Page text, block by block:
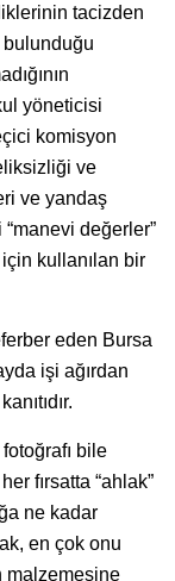
tacizden
bulunduğu
yöneticisi
komisyon
ve
ve yandaş
değerler”
kullanılan bir
eden Bursa
işi ağırdan
bile
fırsatta “ahlak”
ne kadar
en çok onu
malzemesine